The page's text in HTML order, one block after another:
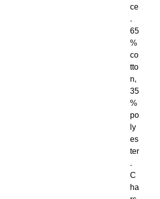
ce
.
65
%
co
tto
n,
35
%
po
ly
es
ter
.
C
ha